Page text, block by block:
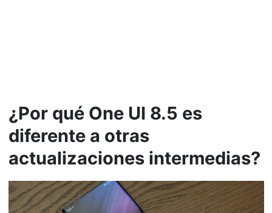
¿Por qué One UI 8.5 es
diferente a otras
actualizaciones intermedias?